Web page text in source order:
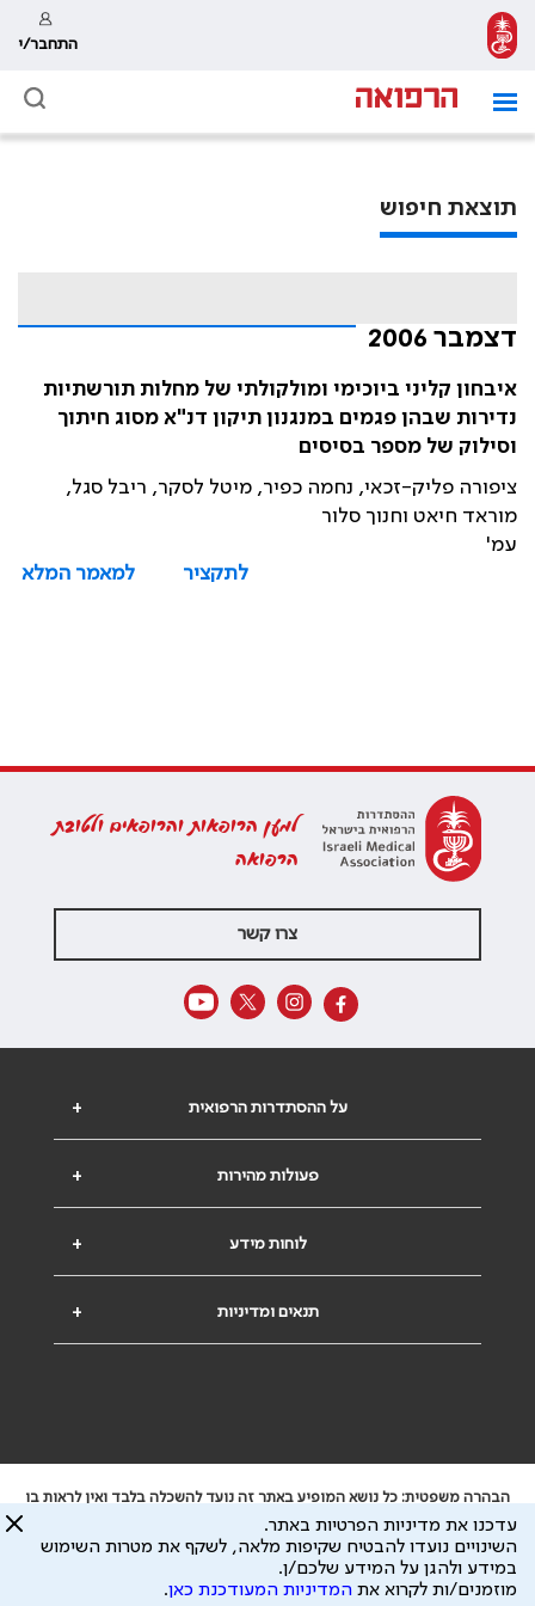
התחבר/י
תוצאת חיפוש
דצמבר 2006
איבחון קליני ביוכימי ומולקולתי של מחלות תורשתיות
נדירות שבהן פגמים במנגנון תיקון דנ"א מסוג חיתוך
וסילוק של מספר בסיסים
ציפורה פליק-זכאי, נחמה כפיר, מיטל לסקר, ריבל סגל,
מוראד חיאט וחנוך סלור
עמ'
לתקציר
למאמר המלא
למען הרופאות והרופאים ולטובת
הרפואה
צרו קשר
+ על ההסתדרות הרפואית
+ פעולות מהירות
+ לוחות מידע
+ תנאים ומדיניות
הבהרה משפטית: כל נושא המופיע באתר זה נועד להשכלה בלבד ואין לראות בו
ייעוץ רפואי או משפטי. אין הר"י אחראית לתוכן המתפרסם באתר זה ולכל נזק
שעלול להיגרם.
ידוע לי שהר"י אוספת ושומרת מידע אישי לצורך מתן השרות וכי חלק ממנו עשוי
להיות מועבר לצדדים שלישיים, הכל בכפוף למדיניות הפרטיות
עדכנו את מדיניות הפרטיות באתר.
השינויים נועדו להבטיח שקיפות מלאה, לשקף את מטרות השימוש
במידע ולהגן על המידע שלכם/ן.
מוזמנים/ות לקרוא את המדיניות המעודכנת כאן.